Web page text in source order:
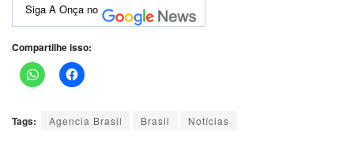
Siga A Onça no
Compartilhe isso:
Tags: Agencia Brasil Brasil Notícias